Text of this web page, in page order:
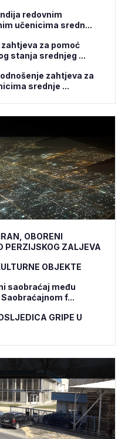
redovnim
učenicima sredn...
zahtjeva za pomoć
stanja srednjeg ...
zahtjeva za
srednje ...
OBORENI
PERZIJSKOG ZALJEVA
OBJEKTE
saobraćaj među
f...
GRIPE U